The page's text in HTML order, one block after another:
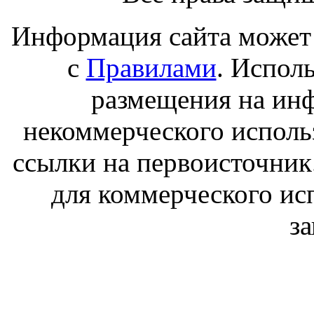
Информация сайта может
с Правилами.
размещения на
некоммерческого
ссылки на
для коммерческого